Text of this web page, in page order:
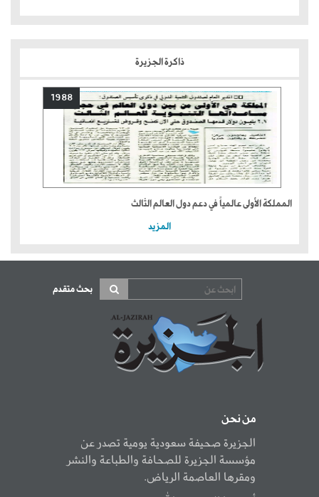
ذاكرة الجزيرة
1988
المملكة الأولى عالمياً في دعم دول العالم الثالث
المزيد
بحث متقدم
من نحن
الجزيرة صحيفة سعودية يومية تصدر عن
مؤسسة الجزيرة للصحافة والطباعة والنشر
ومقرها العاصمة الرياض.